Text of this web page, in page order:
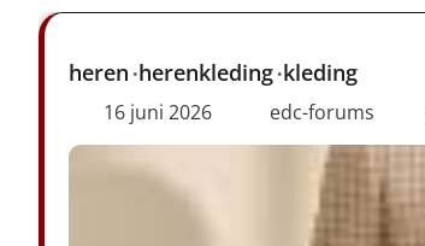
heren herenkleding kleding
16 juni 2026 edc-forums